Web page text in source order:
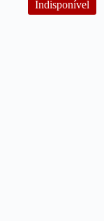
Indisponível